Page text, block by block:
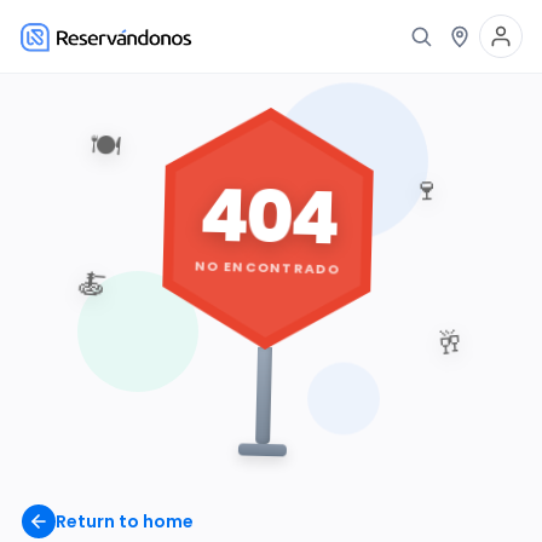
Return to home
🍽️
🍷
🥂
🍝
404
NO ENCONTRADO